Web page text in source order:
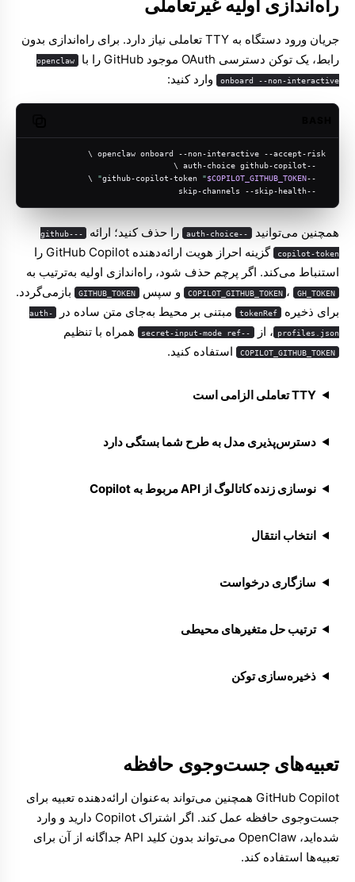
راه‌اندازی اولیه غیرتعاملی
جریان ورود دستگاه به TTY تعاملی نیاز دارد. برای راه‌اندازی بدون
رابط، یک توکن دسترسی OAuth موجود GitHub را با
openclaw
onboard --non-interactive وارد کنید:
openclaw onboard --non-interactive --accept-risk \
"$COPILOT_GITHUB_TOKEN
"
\
همچنین می‌توانید --auth-choice را حذف کنید؛ ارائه --github-
copilot-token
گزینه احراز هویت ارائه‌دهنده GitHub Copilot را
استنباط می‌کند. اگر پرچم حذف شود، راه‌اندازی اولیه به‌ترتیب به
COPILOT_GITHUB_TOKEN ، GH_TOKEN و سپس GITHUB_TOKEN بازمی‌گردد.
برای ذخیره
tokenRef مبتنی بر محیط به‌جای متن ساده در auth-
profiles.json ، از --secret-input-mode ref همراه با تنظیم
COPILOT_GITHUB_TOKEN استفاده کنید.
TTY تعاملی الزامی است
دسترس‌پذیری مدل به طرح شما بستگی دارد
نوسازی زنده کاتالوگ از API مربوط به Copilot
انتخاب انتقال
سازگاری درخواست
ترتیب حل متغیرهای محیطی
ذخیره‌سازی توکن
تعبیه‌های جست‌وجوی حافظه
GitHub Copilot همچنین می‌تواند به‌عنوان ارائه‌دهنده تعبیه برای
جست‌وجوی حافظه
عمل کند. اگر اشتراک Copilot دارید و وارد
شده‌اید، OpenClaw می‌تواند بدون کلید API جداگانه از آن برای
تعبیه‌ها استفاده کند.